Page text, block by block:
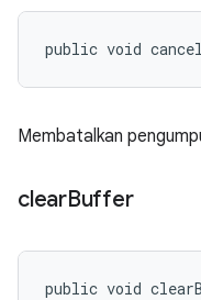
public void
Membatalkan
clearBuffer
public void